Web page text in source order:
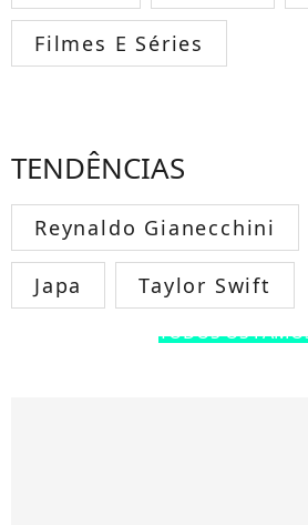
Filmes E Séries
TENDÊNCIAS
Reynaldo Gianecchini
Japa Taylor Swift
TODOS OS